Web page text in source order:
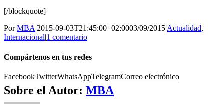
[/blockquote]
PorMBA|2015-09-03T21:45:00+02:0003/09/2015|Actualidad,
Internacional|1 comentario
Compártenos en tus redes
FacebookTwitterWhatsAppTelegramCorreo electrónico
Sobre el Autor: MBA